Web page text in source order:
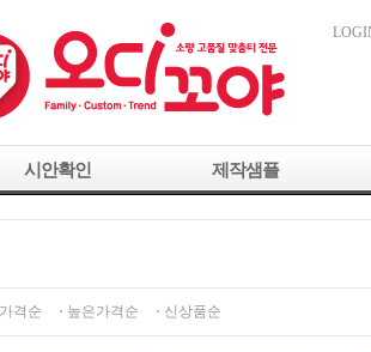
시안확인 제작샘플
격순 높은가격순 신상품순